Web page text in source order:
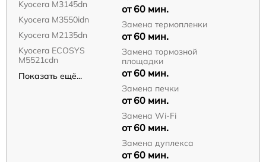
Kyocera M3145dn
Kyocera M3550idn
Kyocera M2135dn
Kyocera ECOSYS
M5521cdn
Показать ещё...
от 60 мин.
Замена термопленки
от 60 мин.
Замена тормозной
площадки
от 60 мин.
Замена печки
от 60 мин.
Замена Wi-Fi
от 60 мин.
Замена дуплекса
от 60 мин.